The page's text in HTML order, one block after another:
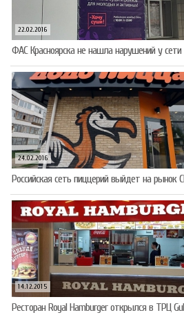
22.02.2016
ФАС Красноярска не нашла нарушений у сети
24.02.2016
Российская сеть пиццерий выйдет на рынок
14.12.2015
Ресторан Royal Hamburger открылся в ТРЦ